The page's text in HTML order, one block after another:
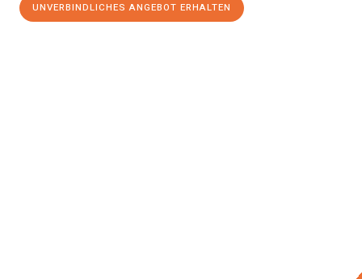
UNVERBINDLICHES ANGEBOT ERHALTEN